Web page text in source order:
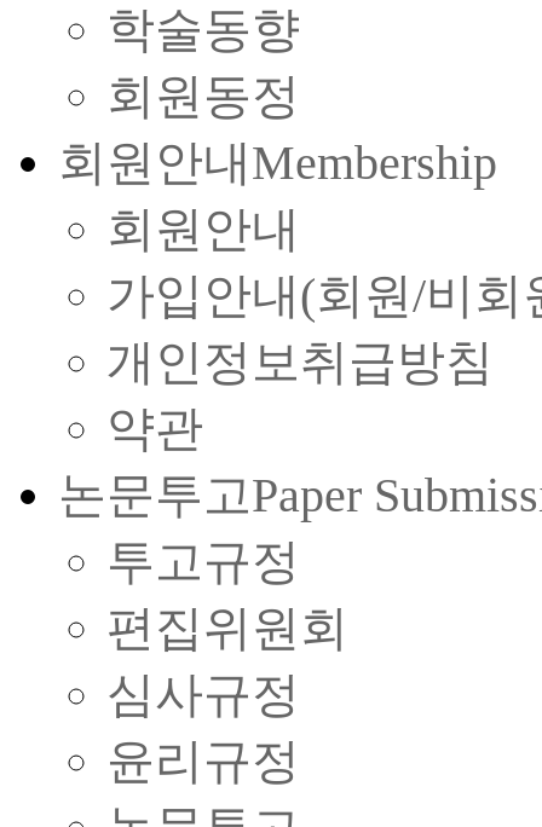
학술동향
회원동정
회원안내Membership
회원안내
가입안내(회원/비회
개인정보취급방침
약관
논문투고Paper
투고규정
편집위원회
심사규정
윤리규정